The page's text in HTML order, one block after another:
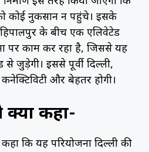
को कोई नुकसान न पहुंचे। इसके
के बीच एक एलिवेटेड
पर काम कर रहा है, जिससे यह
से जुड़ेगी। इससे पूर्वी दिल्ली,
और बेहतर होगी।
क्या कहा-
कहा कि यह परियोजना दिल्ली की